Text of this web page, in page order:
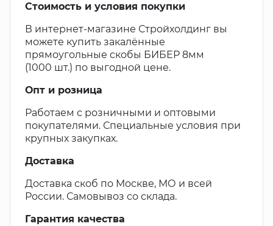
Стоимость и условия покупки
В интернет-магазине Стройхолдинг вы
можете купить закалённые
прямоугольные скобы БИБЕР 8мм
(1000 шт.) по выгодной цене.
Опт и розница
Работаем с розничными и оптовыми
покупателями. Специальные условия при
крупных закупках.
Доставка
Доставка скоб по Москве, МО и всей
России. Самовывоз со склада.
Гарантия качества